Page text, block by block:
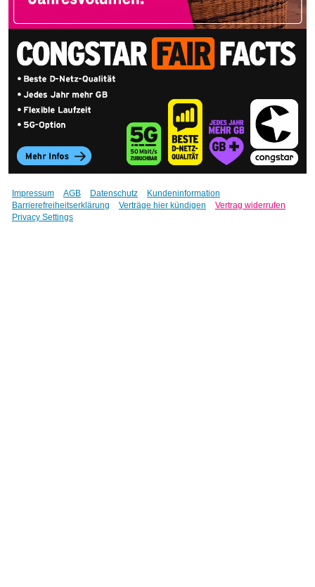
Impressum AGB Datenschutz
Kundeninformation
Barrierefreiheitserklärung
Verträge hier kündigen
Vertrag widerrufen
Privacy Settings